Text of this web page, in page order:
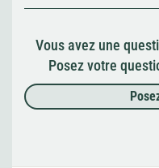
Vous avez une
Posez votre